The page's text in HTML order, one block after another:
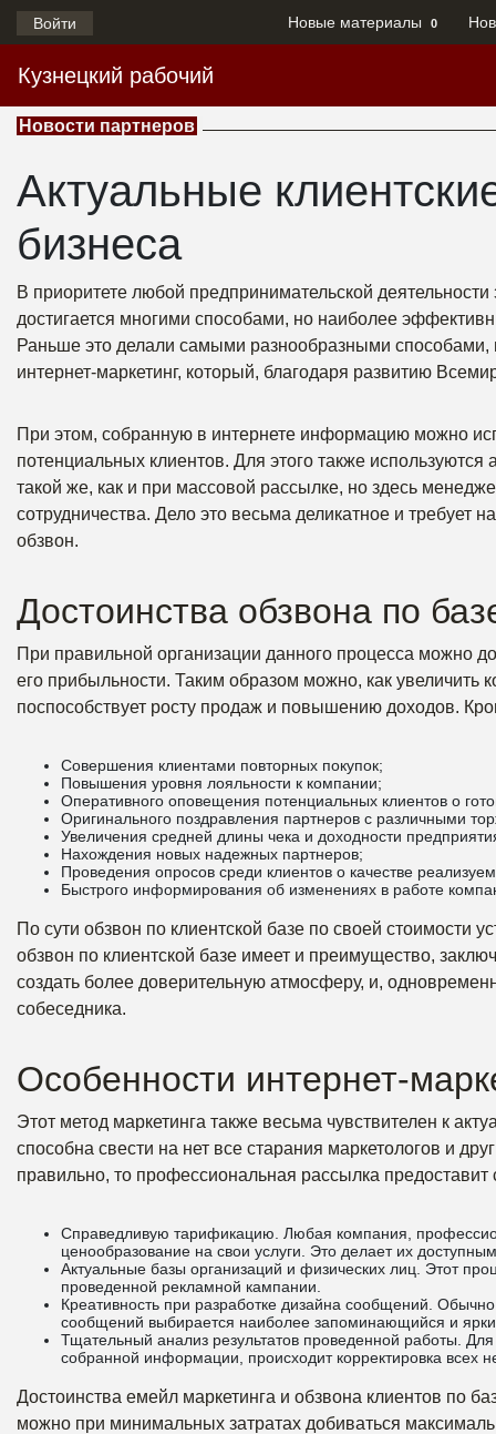
Войти Новые материалы 0
Кузнецкий рабочий
Новости партнеров
Актуальные
бизнеса
В приоритете любой предпринимательской
достигается многими способами, но наиболее
Раньше это делали самыми разнообразными
интернет-маркетинг, который, благодаря развитию
При этом, собранную в интернете информацию можно
потенциальных клиентов. Для этого также используются
такой же, как и при массовой рассылке, но здесь
сотрудничества. Дело это весьма деликатное и требует
обзвон.
Достоинства обзвона по
При правильной организации данного процесса можно
его прибыльности. Таким образом можно, как увеличить
поспособствует росту продаж и повышению доходов.
Совершения клиентами повторных покупок;
Повышения уровня лояльности к компании;
Оперативного оповещения потенциальных клиентов о
Оригинального поздравления партнеров с различными
Увеличения средней длины чека и доходности
Нахождения новых надежных партнеров;
Проведения опросов среди клиентов о качестве
Быстрого информирования об изменениях в работе
По сути обзвон по клиентской базе по своей стоимости
обзвон по клиентской базе имеет и преимущество,
создать более доверительную атмосферу, и,
собеседника.
Особенности интернет-
Этот метод маркетинга также весьма чувствителен к
способна свести на нет все старания маркетологов и
правильно, то профессиональная рассылка
Справедливую тарификацию. Любая компания,
ценообразование на свои услуги. Это делает их
Актуальные базы организаций и физических лиц. Этот
проведенной рекламной кампании.
Креативность при разработке дизайна сообщений.
сообщений выбирается наиболее запоминающийся и
Тщательный анализ результатов проведенной работы.
собранной информации, происходит корректировка всех
Достоинства емейл маркетинга и обзвона клиентов по
можно при минимальных затратах добиваться